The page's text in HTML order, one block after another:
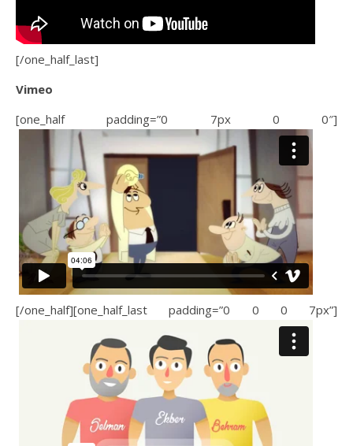
[/one_half_last]
Vimeo
[one_half padding=”0 7px 0 0″]
[/one_half][one_half_last padding=”0 0 0 7px”]